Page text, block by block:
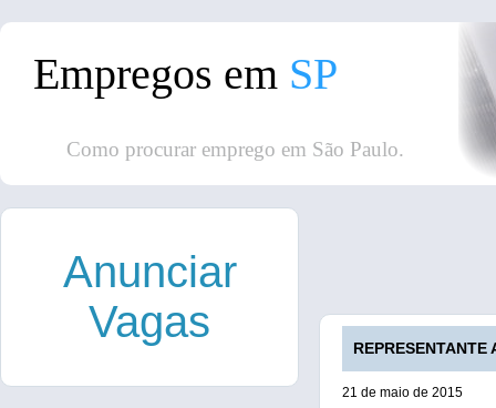
Empregos em SP
Como procurar emprego em São Paulo.
REPRESENTANTE
21 de maio de 2015
Anunciar
Vagas